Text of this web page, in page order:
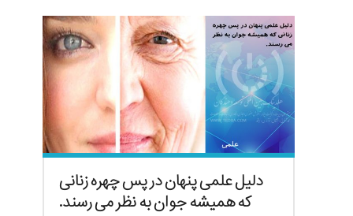
دلیل علمی پنهان در پس چهره زنانی
که همیشه جوان به نظر می رسند.